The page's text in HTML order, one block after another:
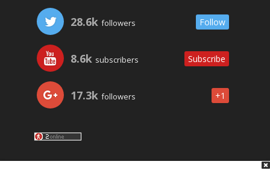
28.6k followers Follow
8.6k subscribers Subscribe
17.3k followers +1